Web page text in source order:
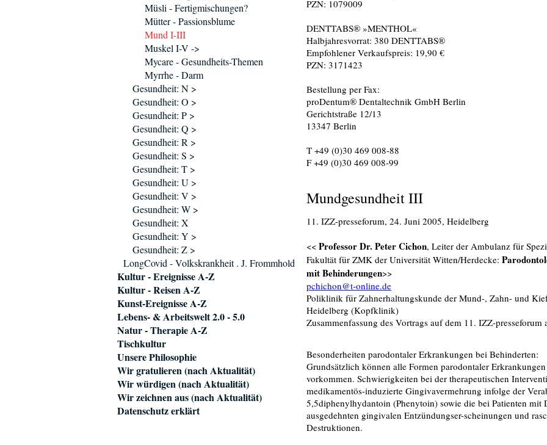
PZN: 1079009
DENTTABS® »MENTHOL«
Halbjahresvorrat: 380 DENTTABS®
Empfohlener Verkaufspreis: 19,90 €
PZN: 3171423
Bestellung per Fax:
proDentum® Dentaltechnik GmbH Berlin
Gerichtstraße 12/13
13347 Berlin
T +49 (0)30 469 008-88
F +49 (0)30 469 008-99
Mundgesundheit III
11. IZZ-presseforum, 24. Juni 2005, Heidelberg
<< Professor Dr. Peter Cichon, Leiter der Ambulanz für
Fakultät für ZMK der Universität Witten/Herdecke:
mit Behinderungen>>
pchichon@t-online.de
Poliklinik für Zahnerhaltungskunde der Mund-, Zahn- und
Heidelberg (Kopfklinik)
Zusammenfassung des Vortrags auf dem 11. IZZ-
Besonderheiten parodontaler Erkrankungen bei Behinderten:
Grundsätzlich können alle Formen parodontaler
vorkommen. Schwierigkeiten bei der therapeutischen
medikamentös-induzierte Gingivavermehrung infolge der
5,5diphenylhydantoin (Phenytoin) sowie die bei Patienten mit
ausgedehnten gingivalen Entzündungser-scheinungen und
Destruktionen.
Müsli - Fertigmischungen?
Mütter - Passionsblume
Mund I-III
Muskel I-V ->
Mycare - Gesundheits-Themen
Myrrhe - Darm
Gesundheit: N >
Gesundheit: O >
Gesundheit: P >
Gesundheit: Q >
Gesundheit: R >
Gesundheit: S >
Gesundheit: T >
Gesundheit: U >
Gesundheit: V >
Gesundheit: W >
Gesundheit: X
Gesundheit: Y >
Gesundheit: Z >
LongCovid - Volkskrankheit . J. Frommhold
Kultur - Ereignisse A-Z
Kultur - Reisen A-Z
Kunst-Ereignisse A-Z
Lebens- & Arbeitswelt 2.0 - 5.0
Natur - Therapie A-Z
Tischkultur
Unsere Philosophie
Wir gratulieren (nach Aktualität)
Wir würdigen (nach Aktualität)
Wir zeichnen aus (nach Aktualität)
Datenschutz erklärt